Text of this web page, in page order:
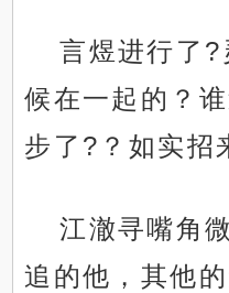
言煜进行了?
候在一起的？
步了?？如实招
江澈寻嘴角
追的他，其他